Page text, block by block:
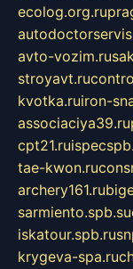
ecolog.org.ru
avto-vozim.ru
stroyavt.ru
kvotka.ruiron-
associaciya39.ru
cpt21.ru
tae-kwon.ru
archery161.ru
sarmiento.spb.su
iskatour.spb.ru
krygeva-spa.ru